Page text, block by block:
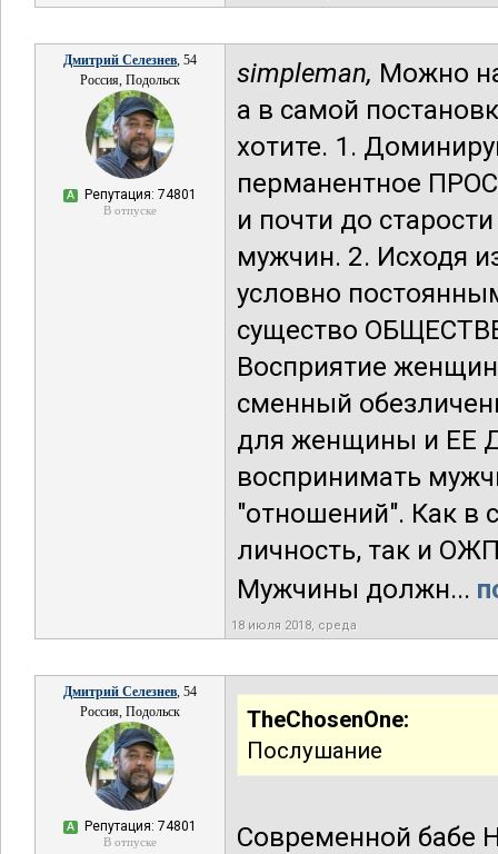
Дмитрий Селезнев, 54
Россия, Подольск
А Репутация: 74801
В отпуске
simpleman, Можно
а в самой
хотите. 1.
перманентное
и почти до
мужчин. 2. Исходя
условно
существо
Восприятие
сменный
для женщины и ЕЕ
воспринимать
"отношений". Как в
личность, так и
Мужчины должн...
18 июля 2018, среда
Дмитрий Селезнев, 54
Россия, Подольск
А Репутация: 74801
В отпуске
TheChosenOne:
Послушание
Современной бабе